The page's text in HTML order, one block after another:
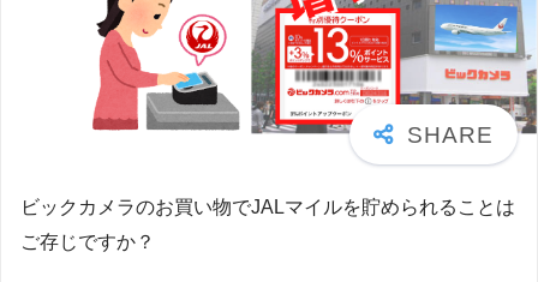
ビックカメラのお買い物でJALマイルを貯められることは
ご存じですか？